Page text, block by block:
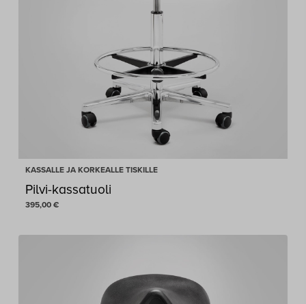
KASSALLE JA KORKEALLE TISKILLE
Pilvi-kassatuoli
395,00 €